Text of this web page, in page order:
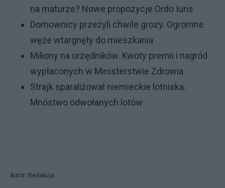
na maturze? Nowe propozycje Ordo Iuris
Domownicy przeżyli chwile grozy. Ogromne
węże wtargnęły do mieszkania
Miliony na urzędników. Kwoty premii i nagród
wypłaconych w Ministerstwie Zdrowia
Strajk sparaliżował niemieckie lotniska.
Mnóstwo odwołanych lotów
Autor: Redakcja